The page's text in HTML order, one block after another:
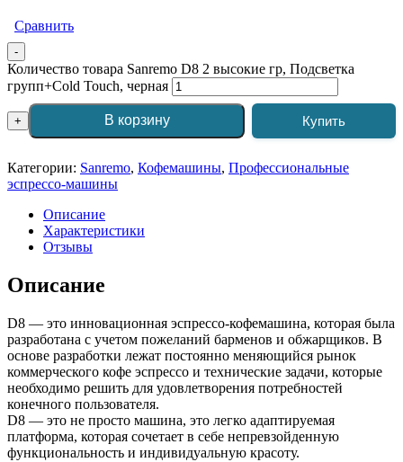
Сравнить
-
Количество товара Sanremo D8 2 высокие гр, Подсветка
групп+Cold Touch, черная
+ В корзину Купить
Категории: Sanremo, Кофемашины, Профессиональные
эспрессо-машины
Описание
Характеристики
Отзывы
Описание
D8 — это инновационная эспрессо-кофемашина, которая была
разработана с учетом пожеланий барменов и обжарщиков. В
основе разработки лежат постоянно меняющийся рынок
коммерческого кофе эспрессо и технические задачи, которые
необходимо решить для удовлетворения потребностей
конечного пользователя.
D8 — это не просто машина, это легко адаптируемая
платформа, которая сочетает в себе непревзойденную
функциональность и индивидуальную красоту.